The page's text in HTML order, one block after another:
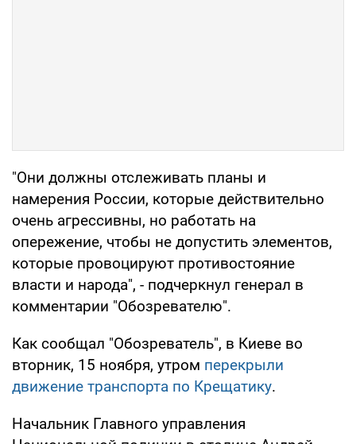
"Они должны отслеживать планы и
намерения России, которые действительно
очень агрессивны, но работать на
опережение, чтобы не допустить элементов,
которые провоцируют противостояние
власти и народа", - подчеркнул генерал в
комментарии "Обозревателю".
Как сообщал "Обозреватель", в Киеве во
вторник, 15 ноября, утром перекрыли
движение транспорта по Крещатику.
Начальник Главного управления